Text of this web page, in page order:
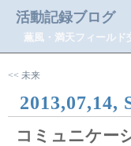
活動記録ブログ
薫風・満天フィールド
<< 未来
2013,07,14,
コミュニケー